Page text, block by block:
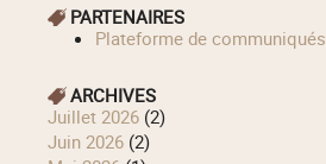
PARTENAIRES
Plateforme de communiqués
ARCHIVES
juillet 2026(2)
juin 2026(2)